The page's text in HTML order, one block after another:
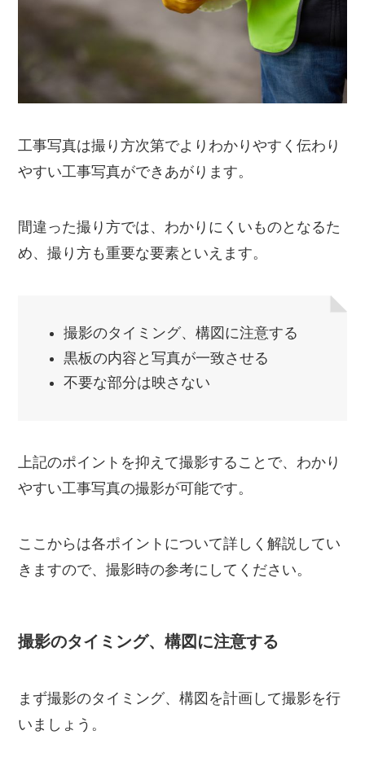
工事写真は撮り方次第でよりわかりやすく伝わり
やすい工事写真ができあがります。
間違った撮り方では、わかりにくいものとなるた
め、撮り方も重要な要素といえます。
撮影のタイミング、構図に注意する
黒板の内容と写真が一致させる
不要な部分は映さない
上記のポイントを抑えて撮影することで、わかり
やすい工事写真の撮影が可能です。
ここからは各ポイントについて詳しく解説してい
きますので、撮影時の参考にしてください。
撮影のタイミング、構図に注意する
まず撮影のタイミング、構図を計画して撮影を行
いましょう。